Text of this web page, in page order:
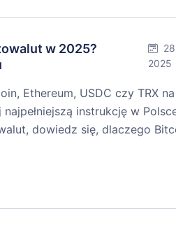
w 2025?
2025
Ethereum, USDC czy TRX
instrukcję w
dowiedz się, dlaczego